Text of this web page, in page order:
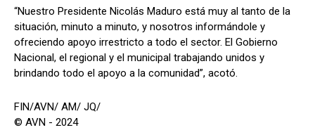
“Nuestro Presidente Nicolás Maduro está muy al tanto de la
situación, minuto a minuto, y nosotros informándole y
ofreciendo apoyo irrestricto a todo el sector. El Gobierno
Nacional, el regional y el municipal trabajando unidos y
brindando todo el apoyo a la comunidad”, acotó.
FIN/AVN/ AM/ JQ/
© AVN - 2024